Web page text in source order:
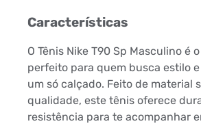
Características
O Tênis Nike T90 Sp Masculino é
perfeito para quem busca estilo
um só calçado. Feito de material
qualidade, este tênis oferece
resistência para te acompanhar